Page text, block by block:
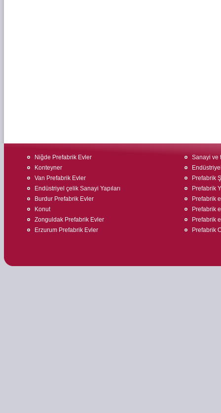
Niğde Prefabrik Evler
Konteyner
Van Prefabrik Evler
Endüstriyel çelik Sanayi Yapıları
Burdur Prefabrik Evler
Konut
Zonguldak Prefabrik Evler
Erzurum Prefabrik Evler
Sanayi ve
Prefabrik
Prefabrik
Prefabrik
Prefabrik
Prefabrik
Prefabrik